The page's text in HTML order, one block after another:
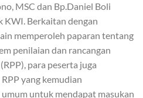
MSC dan Bp.Daniel Boli
Berkaitan dengan
memperoleh paparan tentang
penilaian dan rancangan
para peserta juga
yang kemudian
untuk mendapat masukan